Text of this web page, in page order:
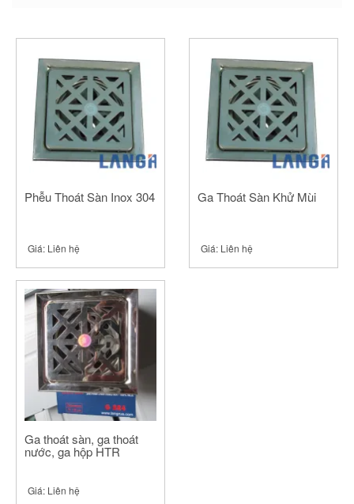
Phễu Thoát Sàn Inox 304
Giá: Liên hệ
Ga Thoát Sàn Khử Mùi
Giá: Liên hệ
Ga thoát sàn, ga thoát
nước, ga hộp HTR
Giá: Liên hệ